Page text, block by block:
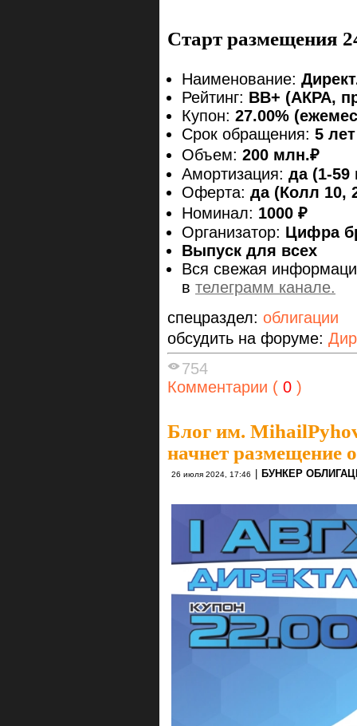
Старт размещения
Наименование:
Рейтинг: ВВ+ (АКРА,
Купон: 27.00%
Срок обращения: 5 лет
Объем: 200 млн.₽
Амортизация: да (1-59
Оферта: да (Колл 10,
Номинал: 1000 ₽
Организатор: Цифра
Выпуск для всех
Вся свежая
в телеграмм канале.
спецраздел: облигации
обсудить на форуме:
754
Комментарии ( 0 )
Блог им.
начнет размещение
26 июля 2024, 17:46 БУНКЕР